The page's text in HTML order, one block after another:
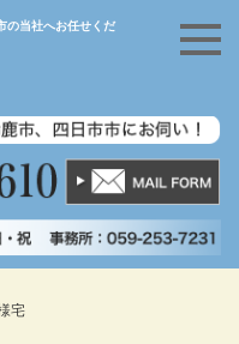
の当社へお任せくだ
宅